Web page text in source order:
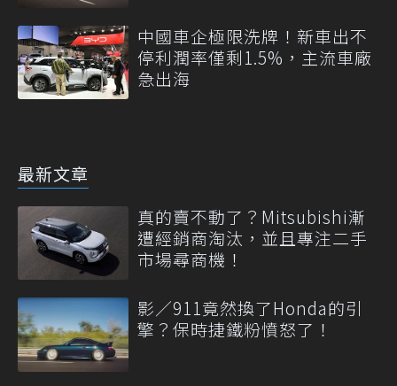
中國車企極限洗牌！新車出不
停利潤率僅剩1.5%，主流車廠
急出海
最新文章
真的賣不動了？Mitsubishi漸
遭經銷商淘汰，並且專注二手
市場尋商機！
影／911竟然換了Honda的引
擎？保時捷鐵粉憤怒了！